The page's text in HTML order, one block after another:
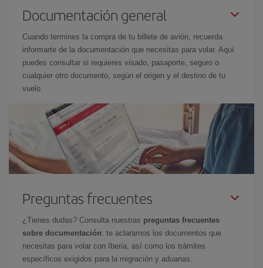
Documentación general
Cuando termines la compra de tu billete de avión, recuerda
informarte de la documentación que necesitas para volar. Aquí
puedes consultar si requieres visado, pasaporte, seguro o
cualquier otro documento, según el origen y el destino de tu
vuelo.
Preguntas frecuentes
¿Tienes dudas? Consulta nuestras preguntas frecuentes
sobre documentación: te aclaramos los documentos que
necesitas para volar con Iberia, así como los trámites
específicos exigidos para la migración y aduanas.